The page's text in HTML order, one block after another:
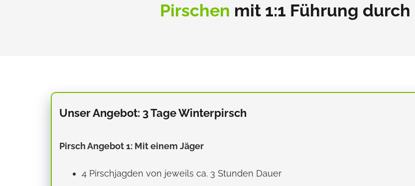
Pirschen mit 1:1 Führung durch
Unser Angebot: 3 Tage Winterpirsch
Pirsch Angebot 1: Mit einem Jäger
4 Pirschjagden von jeweils ca. 3 Stunden Dauer